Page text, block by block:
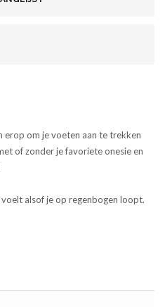
erop om je voeten aan te trekken
of zonder je favoriete onesie en
alsof je op regenbogen loopt.